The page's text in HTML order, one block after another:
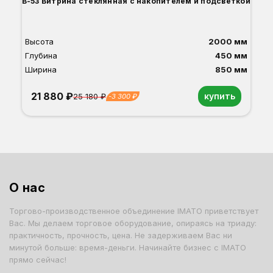
Высота
2000 мм
Глубина
450 мм
Ширина
850 мм
21 880 ₽25 180 ₽ -3 300 ₽ купить
О нас
Торгово-производственное объединение IMATO приветствует
Вас. Мы делаем торговое оборудование, опираясь на триаду:
практичность, прочность, цена. Не задерживаем Вас ни
минутой больше: время-деньги. Начинайте бизнес с IMATO
прямо сейчас!